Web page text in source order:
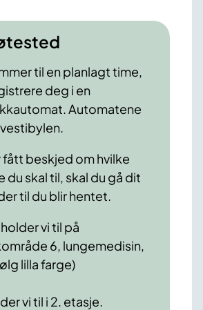
til en planlagt time,
deg i en
Automatene
fått beskjed om hvilke
du skal til, skal du gå dit
til du blir hentet.
vi til på
6, lungemedisin,
lilla farge)
vi til i 2. etasje.